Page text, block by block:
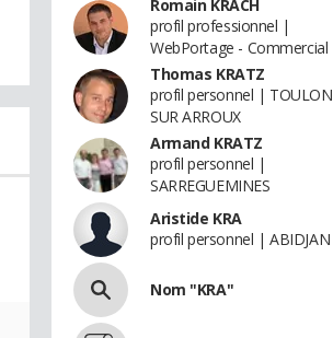
Romain KRACH
profil professionnel |
WebPortage - Commercial
Thomas KRATZ
profil personnel | TOULON
SUR ARROUX
Armand KRATZ
profil personnel |
SARREGUEMINES
Aristide KRA
profil personnel | ABIDJAN
Nom "KRA"